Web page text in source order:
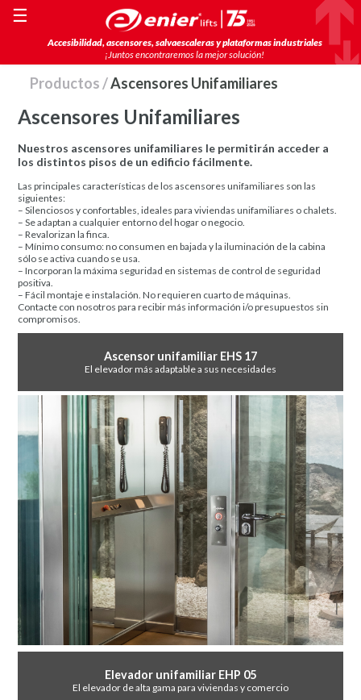
Accesibilidad, ascensores, salvaescaleras y plataformas industriales
¡Juntos encontraremos la mejor solución!
☰
Productos /Ascensores Unifamiliares
Ascensores Unifamiliares
Nuestros ascensores unifamiliares le permitirán acceder a
los distintos pisos de un edificio fácilmente.
Las principales características de los ascensores unifamiliares son las
siguientes:
– Silenciosos y confortables, ideales para viviendas unifamiliares o chalets.
– Se adaptan a cualquier entorno del hogar o negocio.
– Revalorizan la finca.
– Mínimo consumo: no consumen en bajada y la iluminación de la cabina
sólo se activa cuando se usa.
– Incorporan la máxima seguridad en sistemas de control de seguridad
positiva.
– Fácil montaje e instalación. No requieren cuarto de máquinas.
Contacte con nosotros para recibir más información i/o presupuestos sin
compromisos.
Ascensor unifamiliar EHS 17
El elevador más adaptable a sus necesidades
Elevador unifamiliar EHP 05
El elevador de alta gama para viviendas y comercio